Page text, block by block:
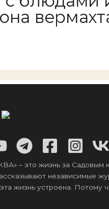
– это жизнь за Садовым
независимые
жизнь устроена. Потому